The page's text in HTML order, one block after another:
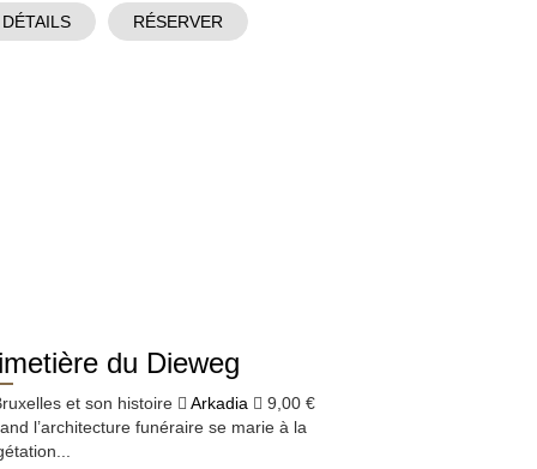
DÉTAILS RÉSERVER
du Dieweg
et son histoire Arkadia
9,00 €
l’architecture funéraire se marie à la